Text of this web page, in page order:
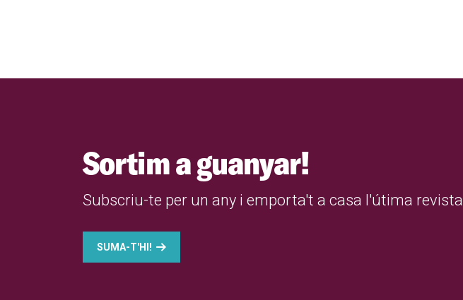
Sortim a guanyar!
Subscriu-te per un any i emporta't a casa l'útima revista
SUMA-T'HI!